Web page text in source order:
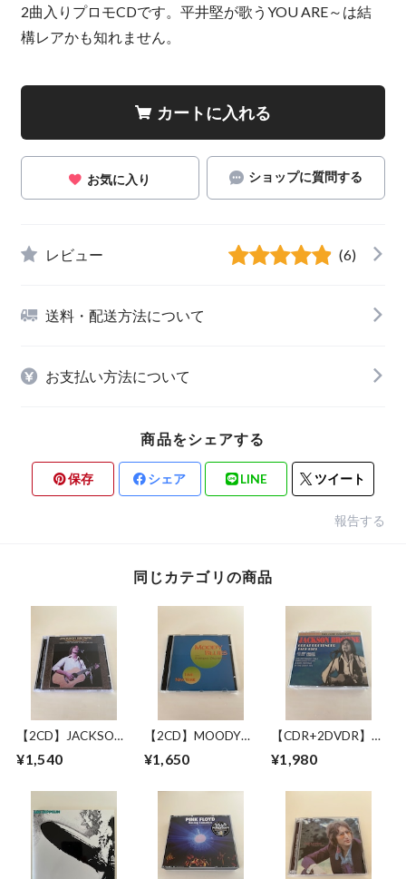
2曲入りプロモCDです。平井堅が歌うYOU ARE～は結
構レアかも知れません。
カートに入れる
お気に入り ショップに質問する
レビュー (6)
送料・配送方法について
お支払い方法について
商品をシェアする
保存 シェア LINE ツイート
報告する
同じカテゴリの商品
【2CD】JACKSON
BROWNE / LONG
BEACH 1978 MIKE
CASSETTES
¥1,540
【2CD】MOODY
BLUES WITH
SYMPHONY
JUNE 1993
¥1,650
【CDR+2DVDR】
JACKSON BROWNE
/ GREAT
¥1,980